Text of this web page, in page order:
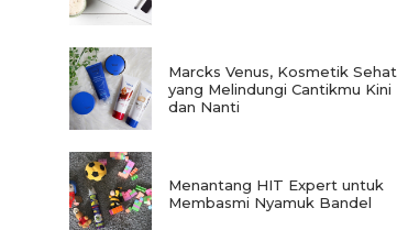
Marcks Venus, Kosmetik Sehat
yang Melindungi Cantikmu Kini
dan Nanti
Menantang HIT Expert untuk
Membasmi Nyamuk Bandel